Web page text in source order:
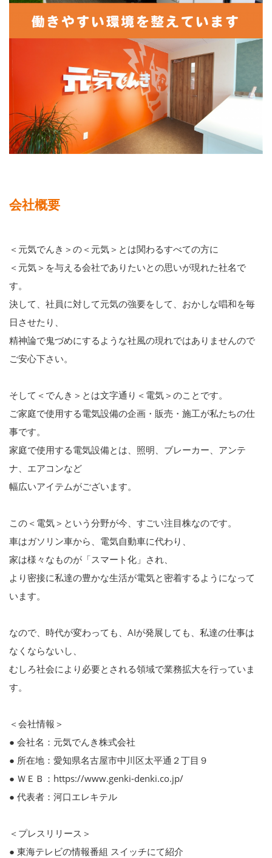
会社概要
＜元気でんき＞の＜元気＞とは関わるすべての方に
＜元気＞を与える会社でありたいとの思いが現れた社名で
す。
決して、社員に対して元気の強要をして、おかしな唱和を毎
日させたり、
精神論で鬼づめにするような社風の現れではありませんので
ご安心下さい。
そして＜でんき＞とは文字通り＜電気＞のことです。
ご家庭で使用する電気設備の企画・販売・施工が私たちの仕
事です。
家庭で使用する電気設備とは、照明、ブレーカー、アンテ
ナ、エアコンなど
幅広いアイテムがございます。
この＜電気＞という分野が今、すごい注目株なのです。
車はガソリン車から、電気自動車に代わり、
家は様々なものが「スマート化」され、
より密接に私達の豊かな生活が電気と密着するようになって
います。
なので、時代が変わっても、AIが発展しても、私達の仕事は
なくならないし、
むしろ社会により必要とされる領域で業務拡大を行っていま
す。
＜会社情報＞
● 会社名：元気でんき株式会社
● 所在地：愛知県名古屋市中川区太平通２丁目９
● ＷＥＢ：https://www.genki-denki.co.jp/
● 代表者：河口エレキテル
＜プレスリリース＞
● 東海テレビの情報番組 スイッチにて紹介